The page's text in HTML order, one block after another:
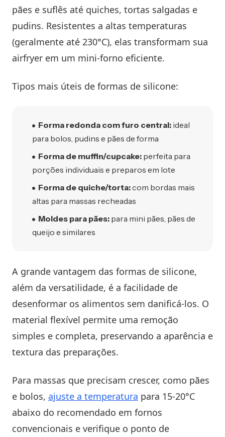
pães e suflês até quiches, tortas salgadas e
pudins. Resistentes a altas temperaturas
(geralmente até 230°C), elas transformam sua
airfryer em um mini-forno eficiente.
Tipos mais úteis de formas de silicone:
Forma redonda com furo central: ideal
para bolos, pudins e pães de forma
Forma de muffin/cupcake: perfeita para
porções individuais e preparos em lote
Forma de quiche/torta:com bordas mais
altas para massas recheadas
Moldes para pães: para mini pães, pães de
queijo e similares
A grande vantagem das formas de silicone,
além da versatilidade, é a facilidade de
desenformar os alimentos sem danificá-los. O
material flexível permite uma remoção
simples e completa, preservando a aparência e
textura das preparações.
Para massas que precisam crescer, como pães
e bolos, ajuste a temperatura para 15-20°C
abaixo do recomendado em fornos
convencionais e verifique o ponto de